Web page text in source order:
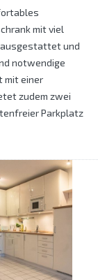
mit viel
ausgestattet und
notwendige
mit einer
zudem zwei
Parkplatz